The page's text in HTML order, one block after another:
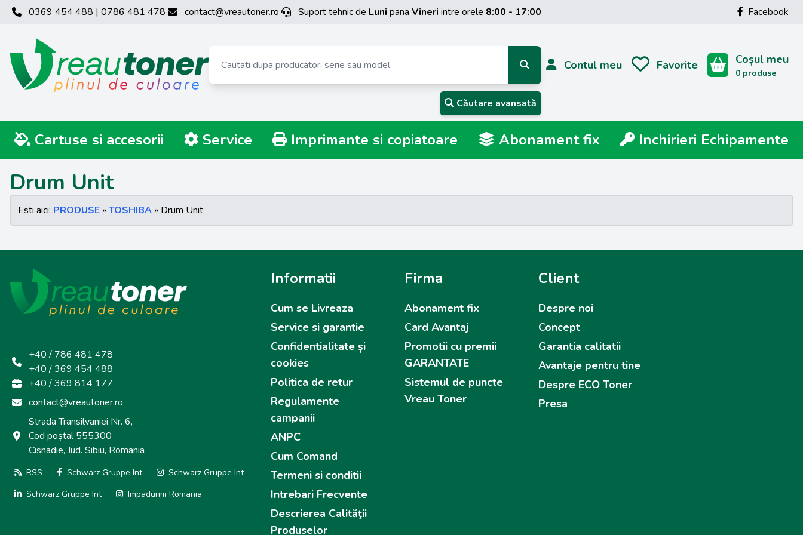
0369 454 488 | 0786 481 478 contact@vreautoner.ro Suport tehnic de Luni pana Vineri intre orele 8:00 - 17:00 Facebook
Căutare avansată
Contul meu Favorite Coșul meu
0 produse
Cartuse si accesorii Service Imprimante si copiatoare Abonament fix Inchirieri Echipamente
Drum Unit
Esti aici: PRODUSE » TOSHIBA » Drum Unit
+40 / 786 481 478
+40 / 369 454 488
+40 / 369 814 177
contact@vreautoner.ro
Strada Transilvaniei Nr. 6,
Cod poștal 555300
Cisnadie, Jud. Sibiu, Romania
RSS Schwarz Gruppe Int
Schwarz Gruppe Int
Schwarz Gruppe Int
Impadurim Romania
Informatii
Cum se Livreaza
Service si garantie
Confidentialitate și
cookies
Politica de retur
Regulamente
campanii
ANPC
Cum Comand
Termeni si conditii
Intrebari Frecvente
Descrierea Calităţii
Produselor
Firma
Abonament fix
Card Avantaj
Promotii cu premii
GARANTATE
Sistemul de puncte
Vreau Toner
Client
Despre noi
Concept
Garantia calitatii
Avantaje pentru tine
Despre ECO Toner
Presa